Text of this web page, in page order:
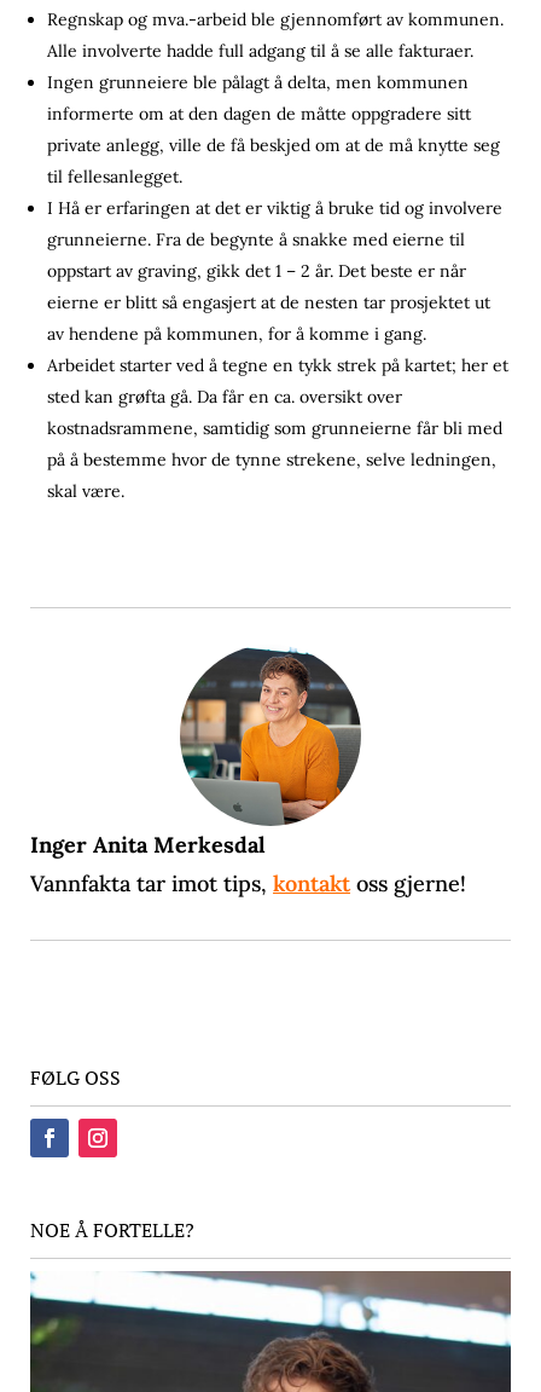
Regnskap og mva.-arbeid ble gjennomført av kommunen.
Alle involverte hadde full adgang til å se alle fakturaer.
Ingen grunneiere ble pålagt å delta, men kommunen
informerte om at den dagen de måtte oppgradere sitt
private anlegg, ville de få beskjed om at de må knytte seg
til fellesanlegget.
I Hå er erfaringen at det er viktig å bruke tid og involvere
grunneierne. Fra de begynte å snakke med eierne til
oppstart av graving, gikk det 1 – 2 år. Det beste er når
eierne er blitt så engasjert at de nesten tar prosjektet ut
av hendene på kommunen, for å komme i gang.
Arbeidet starter ved å tegne en tykk strek på kartet; her et
sted kan grøfta gå. Da får en ca. oversikt over
kostnadsrammene, samtidig som grunneierne får bli med
på å bestemme hvor de tynne strekene, selve ledningen,
skal være.
Inger Anita Merkesdal
Vannfakta tar imot tips, kontaktoss gjerne!
FØLG OSS
NOE Å FORTELLE?